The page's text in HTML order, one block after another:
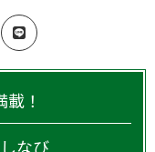
！
なび